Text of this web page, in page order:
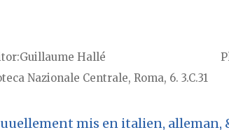
Guillaume Hallé
Nazionale Centrale, Roma, 6. 3.C.31
mis en italien, alleman,